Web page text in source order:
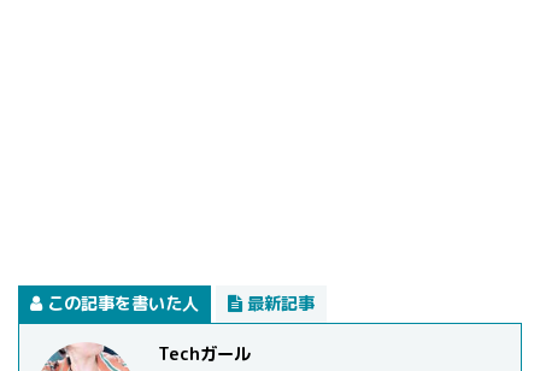
この記事を書いた人 最新記事
Techガール